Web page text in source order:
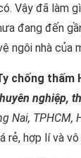
Vậy đã làm
đang đến
ngôi nhà của
chống thấm
nghiệp,
Nai, TPHCM,
rẻ, hợp lí và